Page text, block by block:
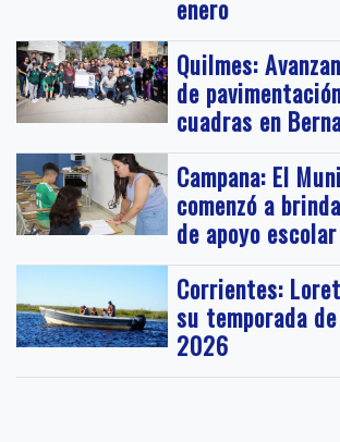
enero
Quilmes:
de
cuadras en
Campana: El
comenzó a
de apoyo
Corrientes:
su temporada
2026